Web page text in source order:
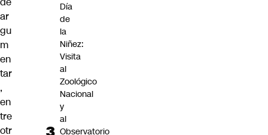
ar
gu
m
en
tar
,
en
tre
otr
Día
de
la
Niñez:
Visita
al
Zoológico
Nacional
y
al
Observatorio